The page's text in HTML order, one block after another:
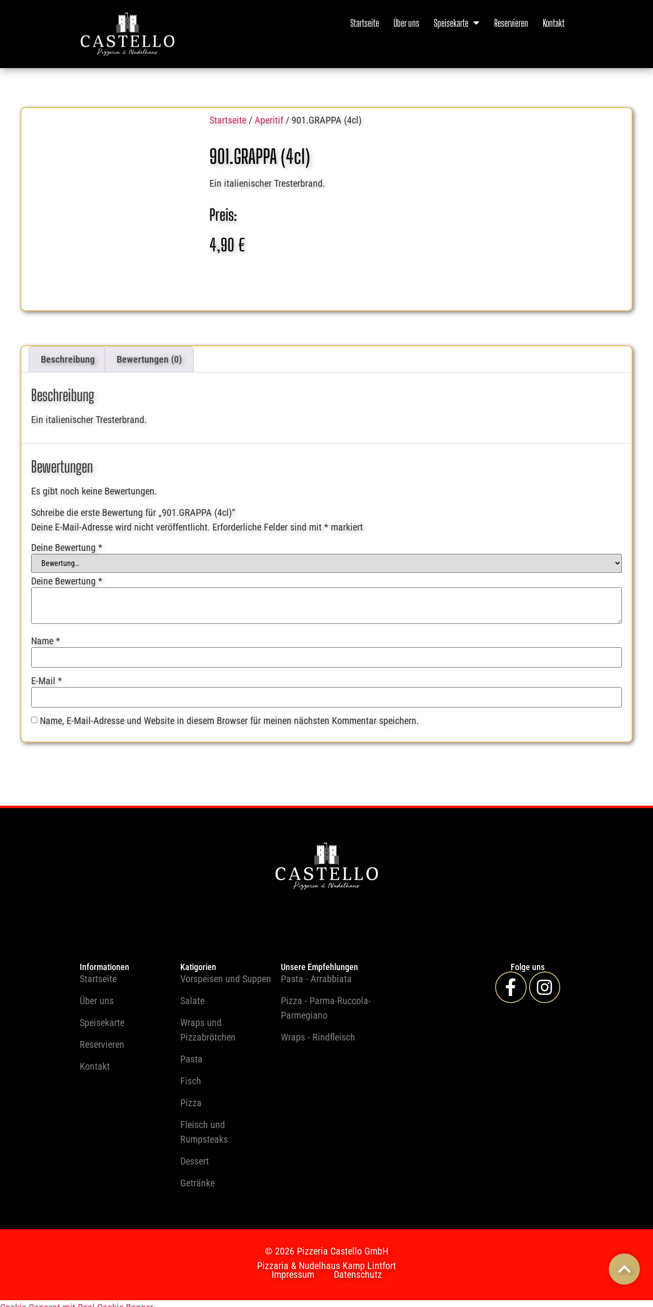
Startseite Über uns Speisekarte Reservieren Kontakt
Startseite/ Aperitif/ 901.GRAPPA (4cl)
901.GRAPPA (4cl)
Ein italienischer Tresterbrand.
Preis:
4,90 €
Beschreibung Bewertungen (0)
Beschreibung
Ein italienischer Tresterbrand.
Bewertungen
Es gibt noch keine Bewertungen.
Schreibe die erste Bewertung für „901.GRAPPA (4cl)“
Deine E-Mail-Adresse wird nicht veröffentlicht. Erforderliche Felder sind mit * markiert
Deine Bewertung *
Deine Bewertung *
Name *
E-Mail *
Name, E-Mail-Adresse und Website in diesem Browser für meinen nächsten Kommentar speichern.
Informationen
Startseite
Über uns
Speisekarte
Reservieren
Kontakt
Katigorien
Vorspeisen und Suppen
Salate
Wraps und
Pizzabrötchen
Pasta
Fisch
Pizza
Fleisch und
Rumpsteaks
Dessert
Getränke
Unsere Empfehlungen
Pasta - Arrabbiata
Pizza - Parma-Ruccola-
Parmegiano
Wraps - Rindfleisch
Folge uns
© 2026 Pizzeria Castello GmbH
Pizzaria & Nudelhaus Kamp Lintfort
Impressum Datenschutz